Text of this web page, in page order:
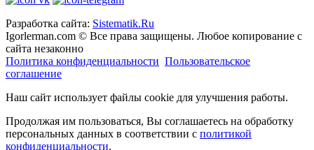
Разработка сайта: Sistematik.Ru
Igorlerman.com © Все права защищены. Любое копирование с
сайта незаконно
Политика конфиденциальности Пользовательское
соглашение
Наш сайт использует файлы cookie для улучшения работы.
Продолжая им пользоваться, Вы соглашаетесь на обработку
персональных данных в соответствии с политикой
конфиденциальности.